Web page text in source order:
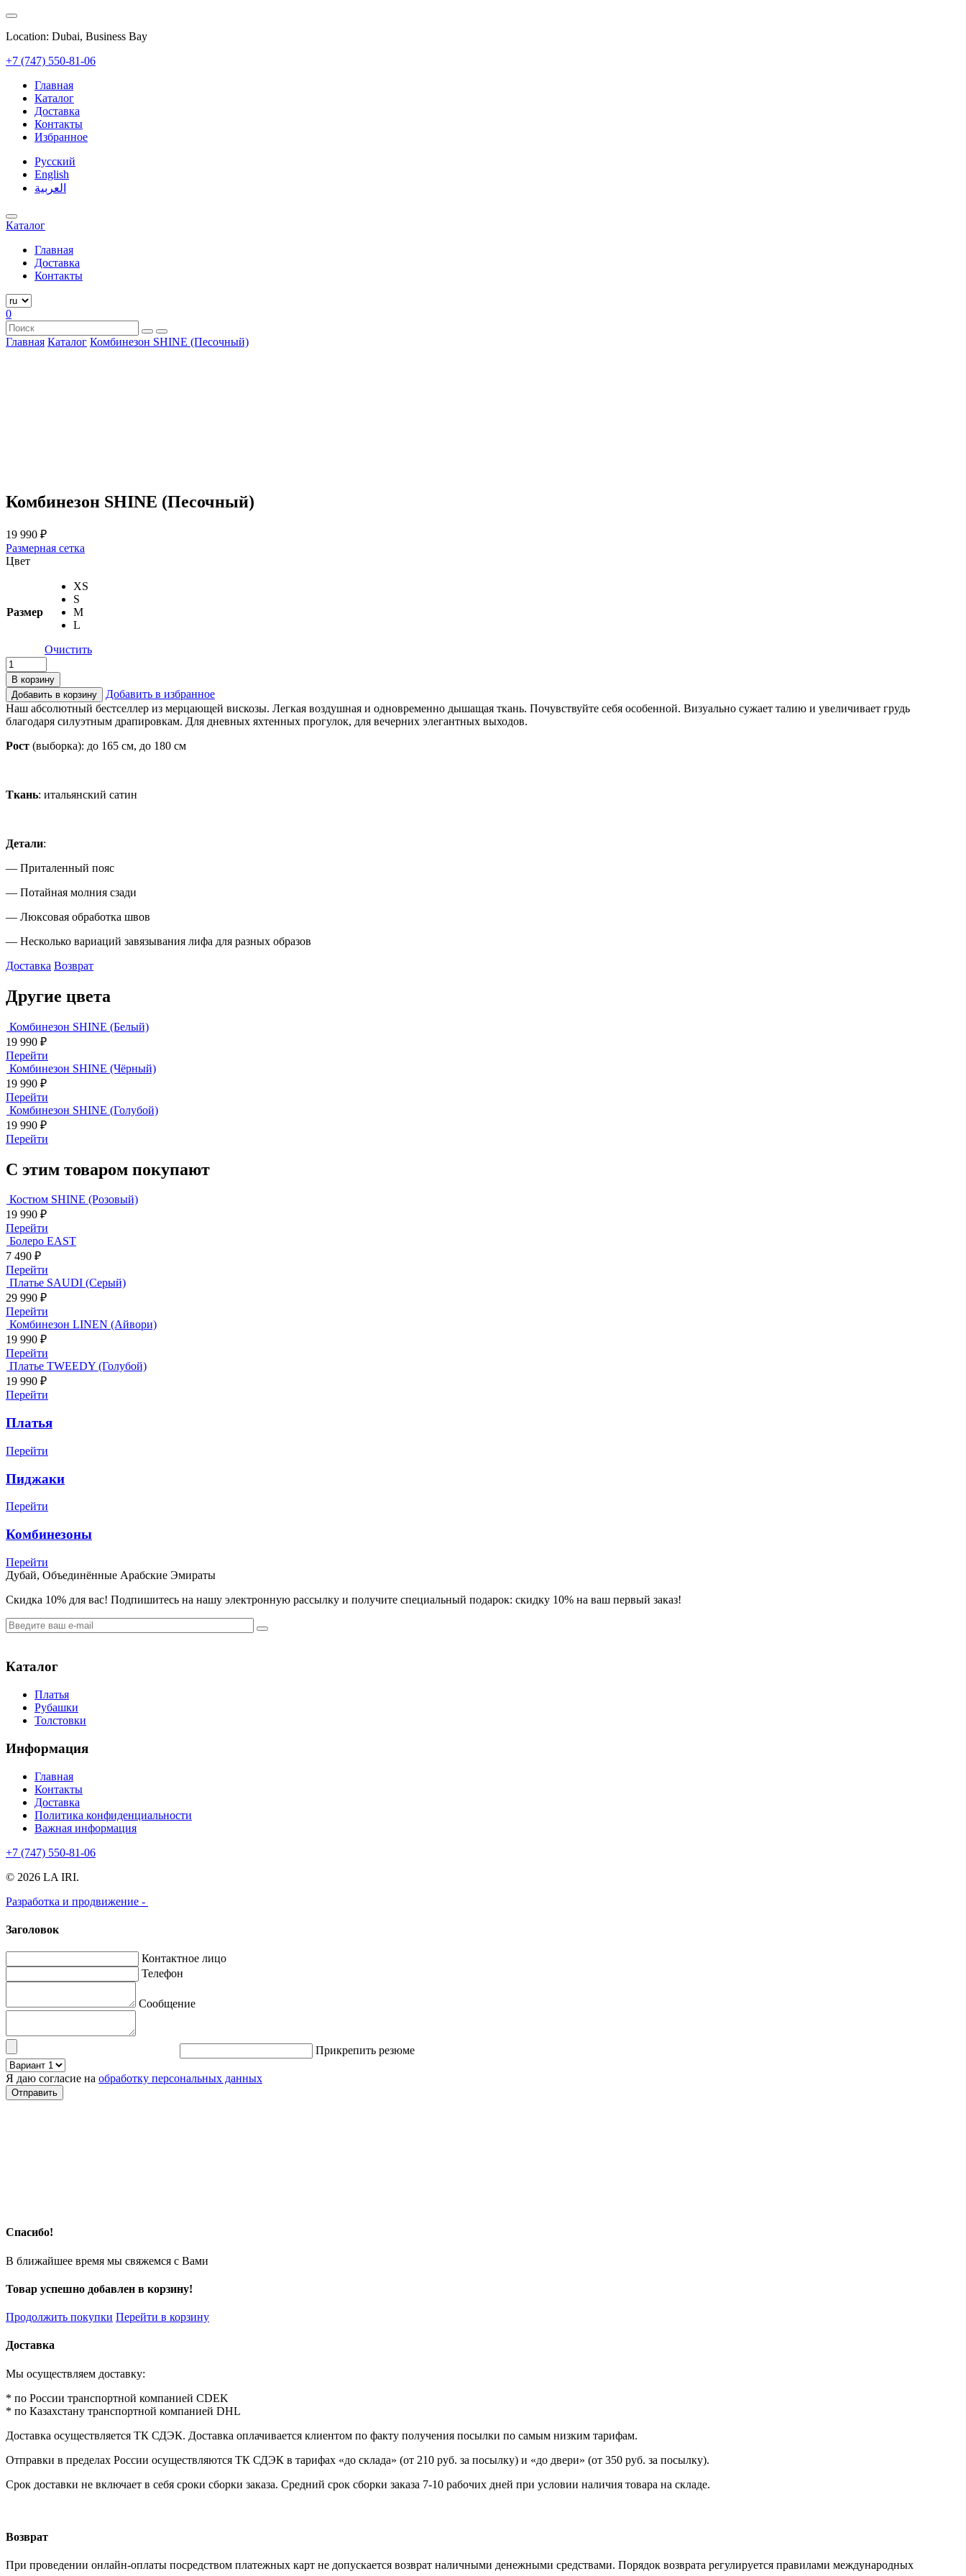
Location: Dubai, Business Bay
+7 (747) 550-81-06
Главная
Каталог
Доставка
Контакты
Избранное
Русский
English
العربية
Каталог
Главная
Доставка
Контакты
0
Главная Каталог Комбинезон SHINE (Песочный)
Комбинезон SHINE (Песочный)
19 990 ₽
Размерная сетка
Цвет
Размер
XS
S
M
L
Очистить
В корзину
Добавить в корзину
Добавить в избранное
Наш абсолютный бестселлер из мерцающей вискозы. Легкая воздушная и одновременно дышащая ткань. Почувствуйте себя особенной. Визуально сужает талию и увеличивает грудь
благодаря силуэтным драпировкам. Для дневных яхтенных прогулок, для вечерних элегантных выходов.
Рост (выборка): до 165 см, до 180 см
Ткань: итальянский сатин
Детали:
— Приталенный пояс
— Потайная молния сзади
— Люксовая обработка швов
— Несколько вариаций завязывания лифа для разных образов
Доставка Возврат
Другие цвета
Комбинезон SHINE (Белый)
19 990 ₽
Перейти
Комбинезон SHINE (Чёрный)
19 990 ₽
Перейти
Комбинезон SHINE (Голубой)
19 990 ₽
Перейти
С этим товаром покупают
Костюм SHINE (Розовый)
19 990 ₽
Перейти
Болеро EAST
7 490 ₽
Перейти
Платье SAUDI (Серый)
29 990 ₽
Перейти
Комбинезон LINEN (Айвори)
19 990 ₽
Перейти
Платье TWEEDY (Голубой)
19 990 ₽
Перейти
Платья
Перейти
Пиджаки
Перейти
Комбинезоны
Перейти
Дубай, Объединённые Арабские Эмираты
Cкидка 10% для вас! Подпишитесь на нашу электронную рассылку и получите специальный подарок: скидку 10% на ваш первый заказ!
Каталог
Платья
Рубашки
Толстовки
Информация
Главная
Контакты
Доставка
Политика конфиденциальности
Важная информация
+7 (747) 550-81-06
© 2026 LA IRI.
Разработка и продвижение -
Заголовок
Контактное лицо
Телефон
Сообщение
Прикрепить резюме
Я даю согласие на обработку персональных данных
Спасибо!
В ближайшее время мы свяжемся с Вами
Товар успешно добавлен в корзину!
Продолжить покупки Перейти в корзину
Доставка
Мы осуществляем доставку:
* по России транспортной компанией CDEK
* по Казахстану транспортной компанией DHL
Доставка осуществляется ТК СДЭК. Доставка оплачивается клиентом по факту получения посылки по самым низким тарифам.
Отправки в пределах России осуществляются ТК СДЭК в тарифах «до склада» (от 210 руб. за посылку) и «до двери» (от 350 руб. за посылку).
Срок доставки не включает в себя сроки сборки заказа. Средний срок сборки заказа 7-10 рабочих дней при условии наличия товара на складе.
Возврат
При проведении онлайн-оплаты посредством платежных карт не допускается возврат наличными денежными средствами. Порядок возврата регулируется правилами международных